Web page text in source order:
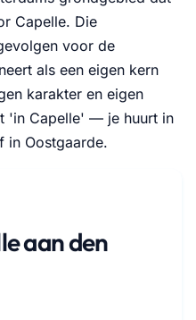
Capelle. Die
voor de
als een eigen kern
karakter en eigen
'in Capelle' — je huurt in
in Oostgaarde.
aan den